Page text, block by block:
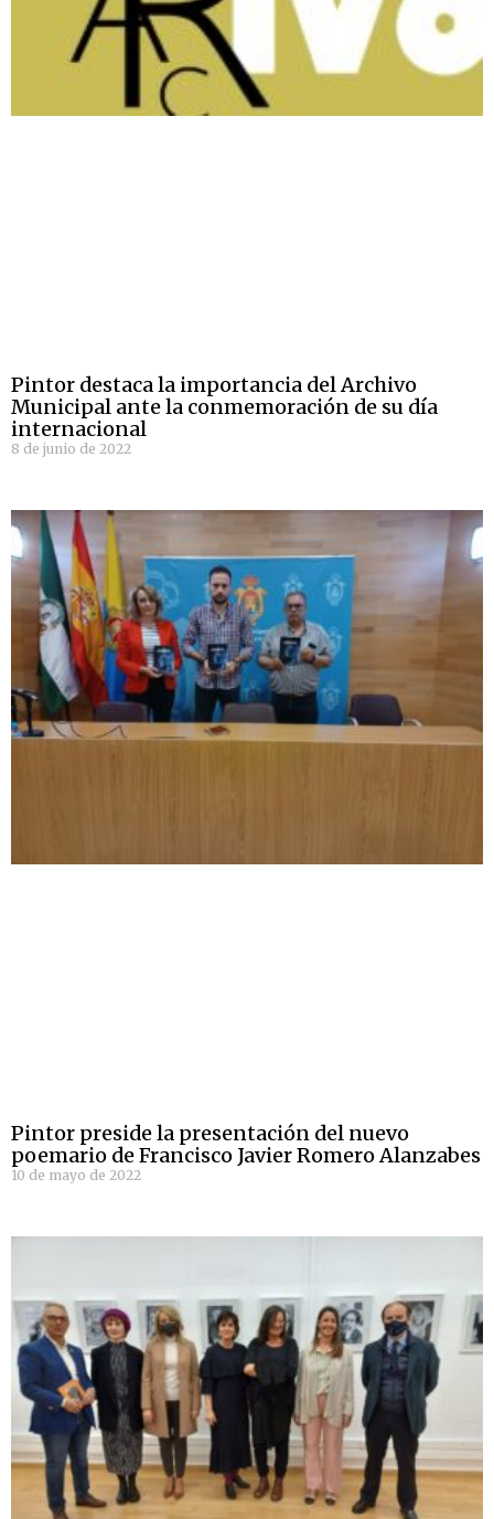
Pintor destaca la importancia del Archivo
Municipal ante la conmemoración de su día
internacional
8 de junio de 2022
Pintor preside la presentación del nuevo
poemario de Francisco Javier Romero Alanzabes
10 de mayo de 2022